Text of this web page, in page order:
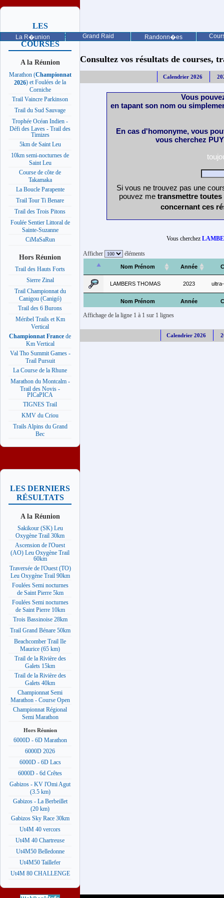
La R�union Grand Raid Randonn�es
LES
PROCHAINES
COURSES
A la Réunion
Marathon (Championnat
2026) et Foulées de la
Corniche
Trail Vaincre Parkinson
Trail du Sud Sauvage
Trophée Océan Indien -
Défi des Laves - Trail des
Timizes
5km de Saint Leu
10km semi-nocturnes de
Saint Leu
Course de côte de
Takamaka
La Boucle Parapente
Trail Tour Ti Benare
Trail des Trois Pitons
Foulée Sentier Littoral de
Sainte-Suzanne
CiMaSaRun
Hors Réunion
Trail des Hauts Forts
Sierre Zinal
Trail Championnat du
Canigou (Canigó)
Trail des 6 Burons
Méribel Trails et Km
Vertical
Championnat France de
Km Vertical
Val Tho Summit Games -
Trail Pursuit
La Course de la Rhune
Marathon du Montcalm -
Trail des Novis -
PICaPICA
TIGNES Trail
KMV du Criou
Trails Alpins du Grand
Bec
LES DERNIERS
RÉSULTATS
A la Réunion
Sakikour (SK) Leu
Oxygène Trail 30km
Ascension de l'Ouest
(AO) Leu Oxygène Trail
60km
Traversée de l'Ouest (TO)
Leu Oxygène Trail 90km
Foulées Semi nocturnes
de Saint Pierre 5km
Foulées Semi nocturnes
de Saint Pierre 10km
Trois Bassinoise 28km
Trail Grand Bénare 50km
Beachcomber Trail Ile
Maurice (65 km)
Trail de la Rivière des
Galets 15km
Trail de la Rivière des
Galets 40km
Championnat Semi
Marathon - Course Open
Championnat Régional
Semi Marathon
Hors Réunion
6000D - 6D Marathon
6000D 2026
6000D - 6D Lacs
6000D - 6d Crêtes
Gabizos - KV l'Omi Agut
(3.5 km)
Gabizos - La Berbeillet
(20 km)
Gabizos Sky Race 30km
Ut4M 40 vercors
Ut4M 40 Chartreuse
Ut4M50 Belledonne
Ut4M50 Taillefer
Ut4M 80 CHALLENGE
Consultez vos résultats de courses,
Calendrier 2026
Vous
en tapant son nom ou
En cas d'homonyme, vous
vous cherchez
Si vous ne trouvez pas une
pouvez me transmettre
concernant ces
Vous cherchez
Afficher éléments
Nom Prénom Année
Nom Prénom Année
LAMBERS THOMAS 2023
Affichage de la ligne 1 à 1 sur 1 lignes
Calendrier 2026